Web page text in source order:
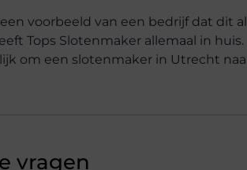
voorbeeld van een bedrijf dat dit
Tops Slotenmaker allemaal in
om een slotenmaker in Utrecht
vragen